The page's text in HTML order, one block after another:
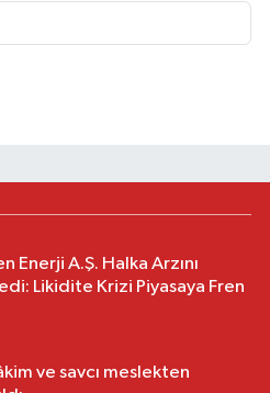
Enerji A.Ş. Halka Arzını
Likidite Krizi Piyasaya Fren
ve savcı meslekten